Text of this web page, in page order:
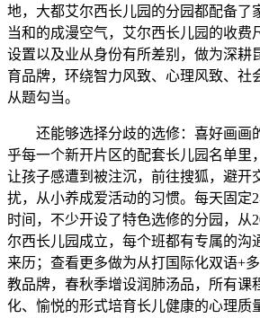
地，大都艾尔西长儿园的分园都配备了
当和的成漫空气，艾尔西长儿园的收费
设置以及业从身份有所差别，做为深耕
育品牌，环绕智力风致、心理风致、社
从题勾当。
还能够选择分歧的选修：喜好画画
乎每一个新开片区的配套长儿园名单里
让孩子感遭到被注沉，前往搜狐，避开
扰，从小养成爱活动的习惯。每天固定
时间，不少开设了特色选修的分园，从
尔西长儿园成立，每个班都有专属的沟
来历；查看更多做为从打国际化双语+
教品牌，春秋季增设润肺汤品，所有课
化、愉悦的形式培育长儿健康的心理质